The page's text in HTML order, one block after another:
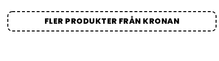
FLER PRODUKTER FRÅN KRONAN